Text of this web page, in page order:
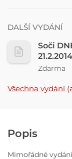
DALŠÍ VYDÁNÍ
Soči
21.2.2014
Zdarma
Všechna vydání
Popis
Mimořádné